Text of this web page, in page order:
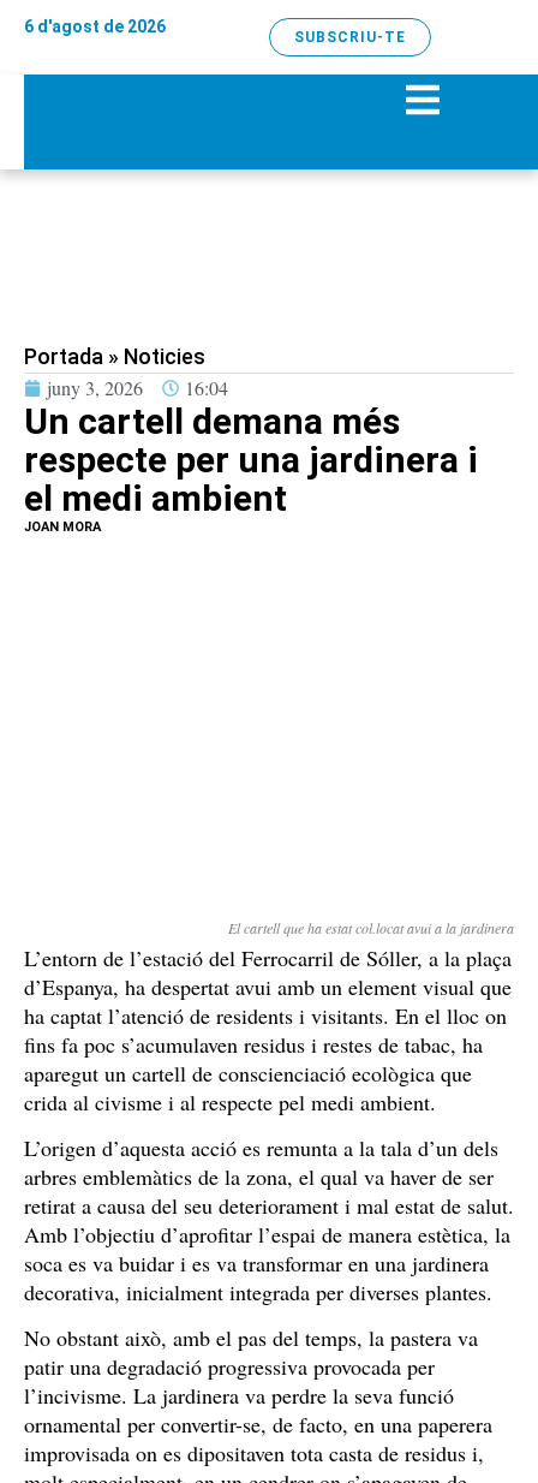
6 d'agost de 2026
SUBSCRIU-TE
Portada » Noticies
juny 3, 2026
16:04
Un cartell demana més
respecte per una jardinera i
el medi ambient
JOAN MORA
El cartell que ha estat col.locat avui a la jardinera
L’entorn de l’estació del Ferrocarril de Sóller, a la plaça
d’Espanya, ha despertat avui amb un element visual que
ha captat l’atenció de residents i visitants. En el lloc on
fins fa poc s’acumulaven residus i restes de tabac, ha
aparegut un cartell de conscienciació ecològica que
crida al civisme i al respecte pel medi ambient.
L’origen d’aquesta acció es remunta a la tala d’un dels
arbres emblemàtics de la zona, el qual va haver de ser
retirat a causa del seu deteriorament i mal estat de salut.
Amb l’objectiu d’aprofitar l’espai de manera estètica, la
soca es va buidar i es va transformar en una jardinera
decorativa, inicialment integrada per diverses plantes.
No obstant això, amb el pas del temps, la pastera va
patir una degradació progressiva provocada per
l’incivisme. La jardinera va perdre la seva funció
ornamental per convertir-se, de facto, en una paperera
improvisada on es dipositaven tota casta de residus i,